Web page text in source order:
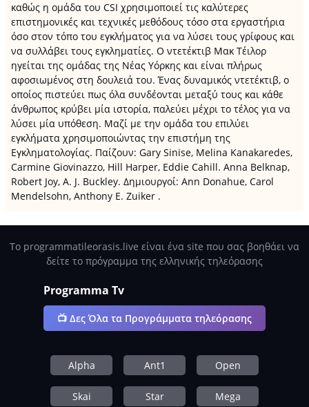
καθώς η ομάδα του CSI χρησιμοποιεί τις καλύτερες
επιστημονικές και τεχνικές μεθόδους τόσο στα εργαστήρια
όσο στον τόπο του εγκλήματος για να λύσει τους γρίφους και
να συλλάβει τους εγκληματίες. Ο ντετέκτιβ Μακ Τέιλορ
ηγείται της ομάδας της Νέας Υόρκης και είναι πλήρως
αφοσιωμένος στη δουλειά του. Ένας δυναμικός ντετέκτιβ, ο
οποίος πιστεύει πως όλα συνδέονται μεταξύ τους και κάθε
άνθρωπος κρύβει μία ιστορία, παλεύει μέχρι το τέλος για να
λύσει μία υπόθεση. Μαζί με την ομάδα του επιλύει
εγκλήματα χρησιμοποιώντας την επιστήμη της
Εγκληματολογίας. Παίζουν: Gary Sinise, Melina Kanakaredes,
Carmine Giovinazzo, Hill Harper, Eddie Cahill. Anna Belknap,
Robert Joy, A. J. Buckley. Δημιουργοί: Ann Donahue, Carol
Mendelsohn, Anthony E. Zuiker .
Το programmatileorasis.live είναι ένα site που σας βοηθάει να
δείτε το πρόγραμμα της ελληνικής τηλεόρασης
Programma Tv
📺 Δες Όλα τα Προγράμματα τηλεόρασης
Alpha Ant1 Open
Skai Star Mega